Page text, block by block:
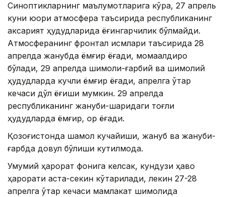
Синоптикларнинг маълумотларига кўра, 27 апрель
куни юқори атмосфера таъсирида республиканинг
аксарият ҳудудларида ёғингарчилик бўлмайди.
Атмосферанинг фронтал қисмлари таъсирида 28
апрелда жанубда ёмғир ёғади, момақалдироқ
бўлади, 29 апрелда шимоли-ғарбий ва шимолий
ҳудудларда кучли ёмғир ёғади, апрелга ўтар
кечаси дўл ёғиши мумкин. 29 апрелда
республиканинг жануби-шарқидаги тоғли
ҳудудларда ёмғир, қор ёғади.
Қозоғистонда шамол кучайиши, жануб ва жануби-
ғарбда довул бўлиши кутилмоқда.
Умумий ҳарорат фонига келсак, кундузи ҳаво
ҳарорати аста-секин кўтарилади, лекин 27-28
апрелга ўтар кечаси мамлакат шимолида